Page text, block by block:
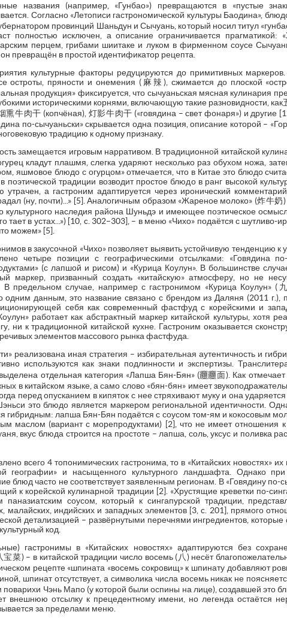
названия (например, «Гунбао») превращаются в «пустые
Согласно «Летописи гастрономической культуры Баодина»,
провинций Шаньдун и Сычуань, который носил титул
полностью исключен, а описание ограничивается прагматикой:
перцем, грибами шиитаке и луком в фирменном соусе
превращён в простой идентификатор рецепта.
культурные факторы редуцируются до примитивных
остроты, пряности и онемения (麻辣), сжимается до плоской
продукция» фиксируется, что сычуаньская мясная кулинария
историческими корнями, включающую такие разновидности, как
牛肉干 (копчёная), 灯影牛肉干 («говядина – свет фонаря») и другие
по-сычуаньски» скрывается одна позиция, описание которой –
традицию к одному признаку.
замещается игровым нарративом. В традиционной китайской
кладут плашмя, слегка ударяют несколько раз обухом ножа,
яшмовое блюдо с огурцом» отмечается, что в Китае это блюдо
поэтической традиции возводит простое блюдо в ранг высокой
утрачен, а гастроним адаптируется через иронический
(ну, почти)...» [5]. Аналогичным образом «Жареное молоко» (炸牛
культурного наследия района Шуньдэ и имеющее поэтическое
тает в устах...») [10, c. 302–303], – в меню «Чихо» подаётся с
можем» [5].
в закусочной «Чихо» позволяет выявить устойчивую тенденцию к
четыре позиции с географическими отсылками: «Говядина по-
(с лапшой и рисом) и «Курица Коулун». В большинстве
маркер, призванный создать «китайскую» атмосферу, но не
В предельном случае, например с гастронимом «Курица Коулун» (
одним данным, это название связано с брендом из Даляня (2011
себя как современный фастфуд с корейскими и
работает как абстрактный маркер китайской культуры, хотя
ни к традиционной китайской кухне. Гастроним оказывается
элементов массового рынка фастфуда.
реализована иная стратегия – избирательная аутентичность и
используются как знаки подлинности и экспертизы.
отдельная категория «Лапша Бян-Бян» (𰻝𰻝面). Как
в китайском языке, а само слово «бян-бян» имеет
перед опусканием в кипяток с нее стряхивают муку и она
это блюдо является маркером региональной идентичности.
гибридным: лапша Бян-Бян подаётся с соусом том-ям и кокосовым
маслом (вариант с морепродуктами) [2], что не имеет отношения к
вкус блюда строится на простоте – лапша, соль, уксус и поливка
всего 4 топонимических гастронима, то в «Китайских новостях» их
географии» и насыщенного культурного ландшафта. Однако
блюд часто не соответствует заявленным регионам. В «Говядину по-
к корейской кулинарной традиции [2]. «Хрустящие креветки по-
паназиатским соусом, который к сингапурской традиции,
малайских, индийских и западных элементов [3, c. 201], прямого
детализацией – развёрнутыми перечнями ингредиентов,
код.
гастронимы в «Китайских новостях» адаптируются без
菜) – в китайской традиции число восемь (八) несёт
рецепте «шпината «восемь сокровищ» к шпинату добавляют
шпинат отсутствует, а символика числа восемь никак не
Чэнь Мапо (у которой были оспины на лице), создавшей это
внешнюю отсылку к прецедентному имени, но легенда остаётся
за пределами меню.